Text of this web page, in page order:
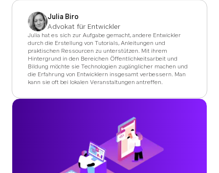
Julia Biro
Advokat für Entwickler
Julia hat es sich zur Aufgabe gemacht, andere Entwickler
durch die Erstellung von Tutorials, Anleitungen und
praktischen Ressourcen zu unterstützen. Mit ihrem
Hintergrund in den Bereichen Öffentlichkeitsarbeit und
Bildung möchte sie Technologien zugänglicher machen und
die Erfahrung von Entwicklern insgesamt verbessern. Man
kann sie oft bei lokalen Veranstaltungen antreffen.